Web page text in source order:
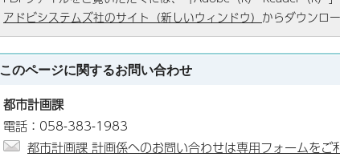
アドビシステムズ社のサイト（新しいウィンドウ） からダウンロ
このページに関するお問い合わせ
都市計画課
電話：058-383-1983
都市計画課 計画係へのお問い合わせは専用フォームをご